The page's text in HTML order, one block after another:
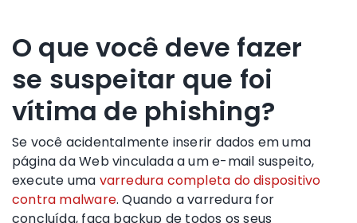
O que você deve fazer
se suspeitar que foi
vítima de phishing?
Se você acidentalmente inserir dados em uma
página da Web vinculada a um e-mail suspeito,
execute uma varredura completa do dispositivo
contra malware. Quando a varredura for
concluída, faça backup de todos os seus